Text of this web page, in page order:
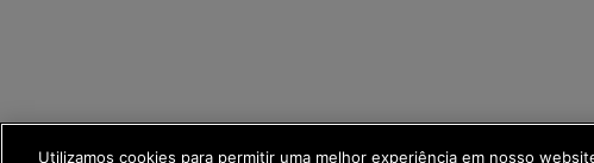
Utilizamos cookies para permitir uma melhor experiência em nosso